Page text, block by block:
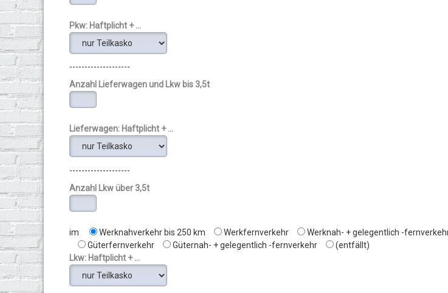
Pkw: Haftplicht + ...
--------------------
Anzahl Lieferwagen und Lkw bis 3,5t
Lieferwagen: Haftplicht + ...
--------------------
Anzahl Lkw über 3,5t
im Werknahverkehr bis 250 km Werkfernverkehr Werknah- + gelegentlich -
Güterfernverkehr
Güternah- + gelegentlich -fernverkehr
(entfällt)
Lkw: Haftplicht + ...